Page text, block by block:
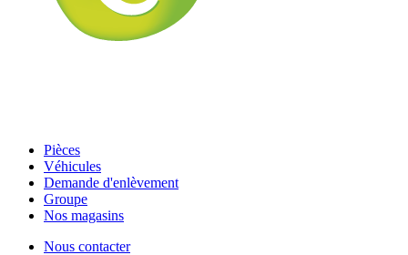
Pièces
Véhicules
Demande d'enlèvement
Groupe
Nos magasins
Nous contacter